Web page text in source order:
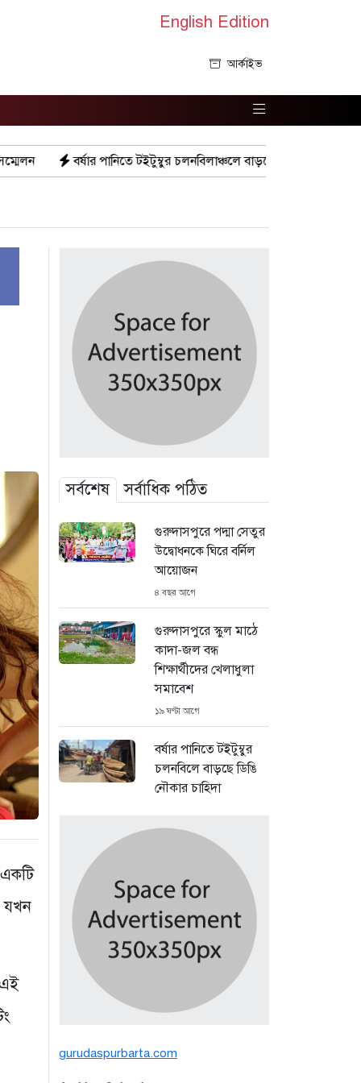
English Edition
আর্কাইভ
টইটুম্বুর চলনবিলাঞ্চলে বাড়ছে ডিঙি নৌকার চাহিদা
যখন
সর্বশেষ সর্বাধিক পঠিত
গুরুদাসপুরে পদ্মা সেতুর
উদ্বোধনকে ঘিরে বর্নিল
আয়োজন
৪ বছর আগে
গুরুদাসপুরে স্কুল মাঠে
কাদা-জল বন্ধ
শিক্ষার্থীদের খেলাধুলা
সমাবেশ
১৯ ঘণ্টা আগে
বর্ষার পানিতে টইটুম্বুর
চলনবিলে বাড়ছে ডিঙি
নৌকার চাহিদা
সিন্ডিকেটের কবজায়
পাটের বাজার, দাম
বিপর্যয়ে চাষীদের ক্ষোভ
৩ দিন আগে
শঙ্কিত জীবন-অনিরাপদ
ব্যবসা প্রতিষ্ঠান নিরাপত্তা
চেয়ে ব্যবসায়ীর সংবাদ
সম্মেলন
gurudaspurbarta.com